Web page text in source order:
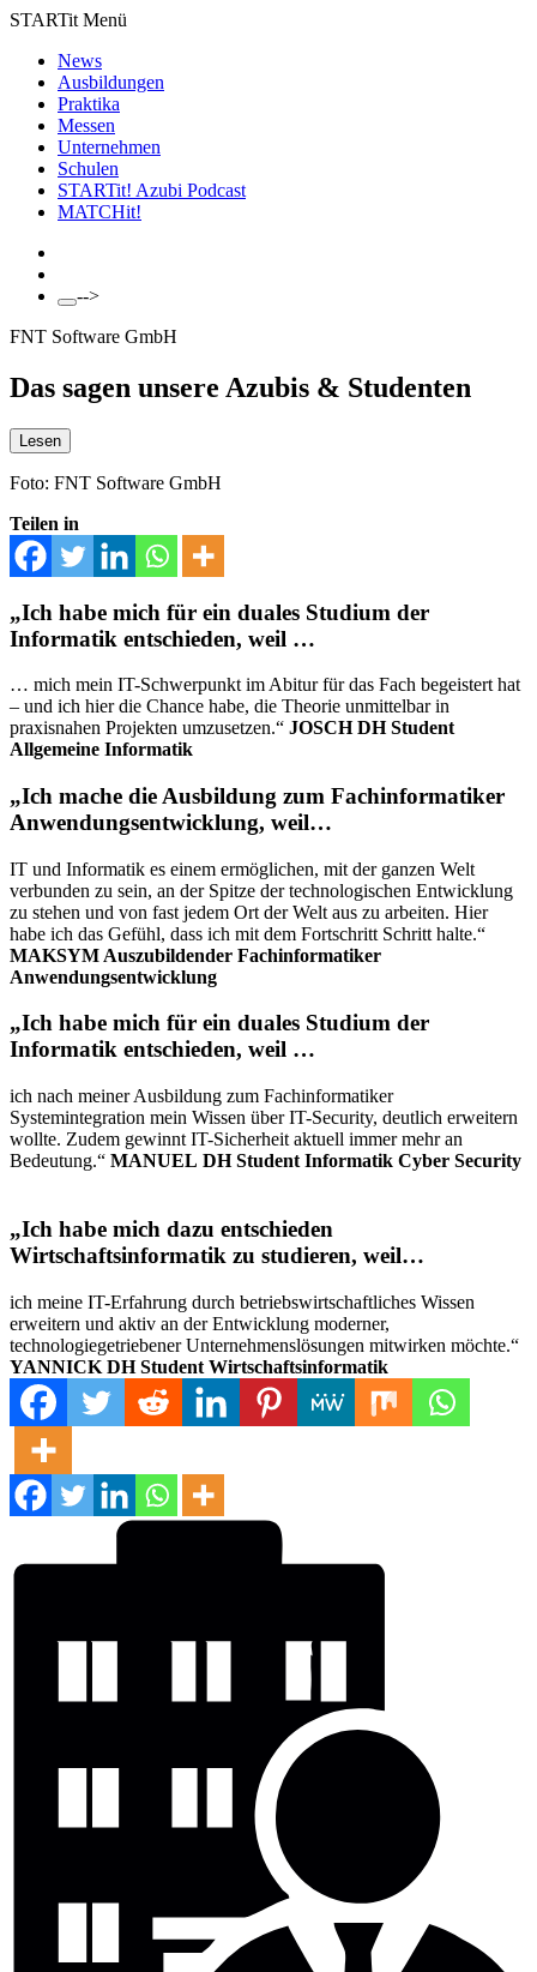
STARTit Menü
News
Ausbildungen
Praktika
Messen
Unternehmen
Schulen
STARTit! Azubi Podcast
MATCHit!
-->
FNT Software GmbH
Das sagen unsere Azubis & Studenten
Lesen
Foto: FNT Software GmbH
Teilen in
„Ich habe mich für ein duales Studium der
Informatik entschieden, weil …
… mich mein IT-Schwerpunkt im Abitur für das Fach begeistert hat
– und ich hier die Chance habe, die Theorie unmittelbar in
praxisnahen Projekten umzusetzen.“ JOSCH DH Student
Allgemeine Informatik
„Ich mache die Ausbildung zum Fachinformatiker
Anwendungsentwicklung, weil…
IT und Informatik es einem ermöglichen, mit der ganzen Welt
verbunden zu sein, an der Spitze der technologischen Entwicklung
zu stehen und von fast jedem Ort der Welt aus zu arbeiten. Hier
habe ich das Gefühl, dass ich mit dem Fortschritt Schritt halte.“
MAKSYM Auszubildender Fachinformatiker
Anwendungsentwicklung
„Ich habe mich für ein duales Studium der
Informatik entschieden, weil …
ich nach meiner Ausbildung zum Fachinformatiker
Systemintegration mein Wissen über IT-Security, deutlich erweitern
wollte. Zudem gewinnt IT-Sicherheit aktuell immer mehr an
Bedeutung.“ MANUEL DH Student Informatik Cyber Security
„Ich habe mich dazu entschieden
Wirtschaftsinformatik zu studieren, weil…
ich meine IT-Erfahrung durch betriebswirtschaftliches Wissen
erweitern und aktiv an der Entwicklung moderner,
technologiegetriebener Unternehmenslösungen mitwirken möchte.“
YANNICK DH Student Wirtschaftsinformatik